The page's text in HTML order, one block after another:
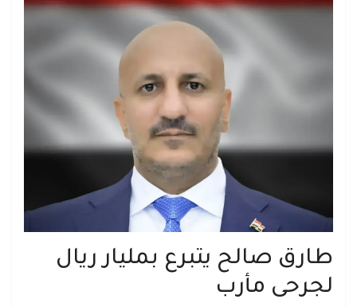
طارق صالح يتبرع بمليار ريال
لجرحى مأرب